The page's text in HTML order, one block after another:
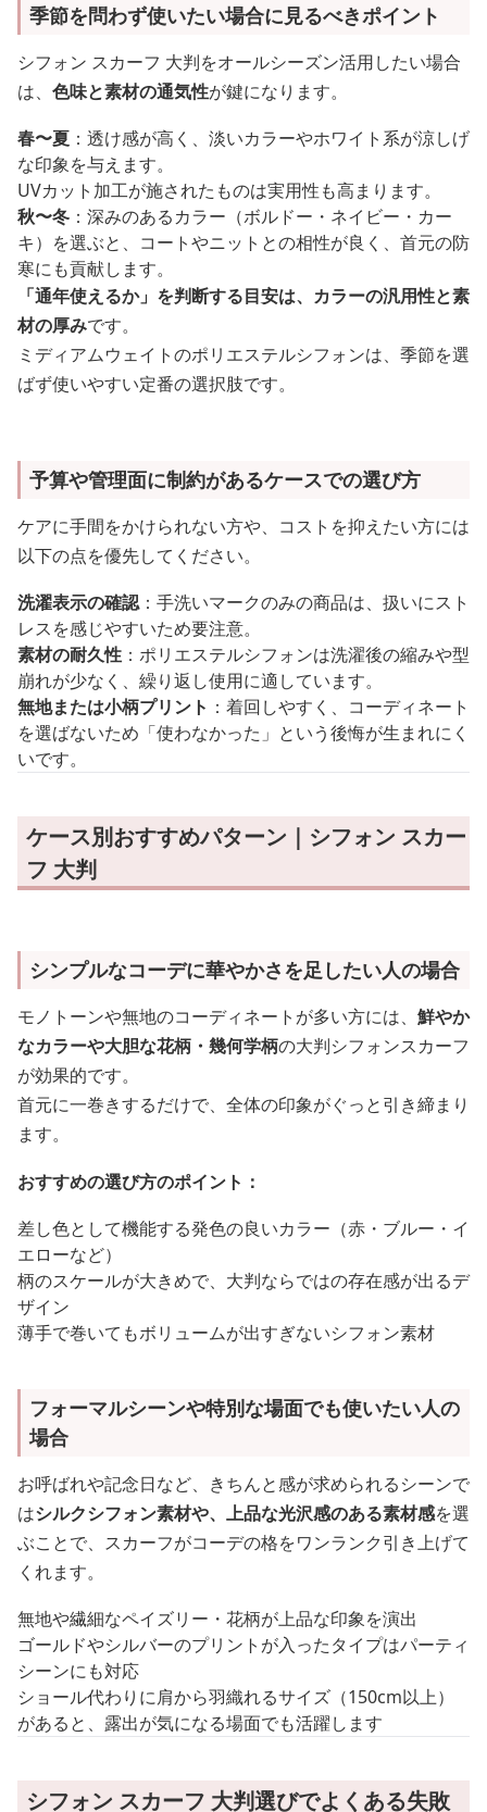
季節を問わず使いたい場合に見るべきポイント
シフォン スカーフ 大判をオールシーズン活用したい場合
は、 色味と素材の通気性が鍵になります。
春〜夏 ：透け感が高く、淡いカラーやホワイト系が涼しげ
な印象を与えます。
UVカット加工が施されたものは実用性も高まります。
秋〜冬 ：深みのあるカラー（ボルドー・ネイビー・カー
キ）を選ぶと、コートやニットとの相性が良く、首元の防
寒にも貢献します。
「通年使えるか」を判断する目安は、カラーの汎用性と素
材の厚みです。
ミディアムウェイトのポリエステルシフォンは、季節を選
ばず使いやすい定番の選択肢です。
予算や管理面に制約があるケースでの選び方
ケアに手間をかけられない方や、コストを抑えたい方には
以下の点を優先してください。
洗濯表示の確認：手洗いマークのみの商品は、扱いにスト
レスを感じやすいため要注意。
素材の耐久性 ：ポリエステルシフォンは洗濯後の縮みや型
崩れが少なく、繰り返し使用に適しています。
無地または小柄プリント ：着回しやすく、コーディネート
を選ばないため「使わなかった」という後悔が生まれにく
いです。
ケース別おすすめパターン｜シフォン スカー
フ 大判
シンプルなコーデに華やかさを足したい人の場合
モノトーンや無地のコーディネートが多い方には、 鮮やか
なカラーや大胆な花柄・幾何学柄の大判シフォンスカーフ
が効果的です。
首元に一巻きするだけで、全体の印象がぐっと引き締まり
ます。
おすすめの選び方のポイント：
差し色として機能する発色の良いカラー（赤・ブルー・イ
エローなど）
柄のスケールが大きめで、大判ならではの存在感が出るデ
ザイン
薄手で巻いてもボリュームが出すぎないシフォン素材
フォーマルシーンや特別な場面でも使いたい人の
場合
お呼ばれや記念日など、きちんと感が求められるシーンで
はシルクシフォン素材や、上品な光沢感のある素材感を選
ぶことで、スカーフがコーデの格をワンランク引き上げて
くれます。
無地や繊細なペイズリー・花柄が上品な印象を演出
ゴールドやシルバーのプリントが入ったタイプはパーティ
シーンにも対応
ショール代わりに肩から羽織れるサイズ（150cm以上）
があると、露出が気になる場面でも活躍します
シフォン スカーフ 大判選びでよくある失敗